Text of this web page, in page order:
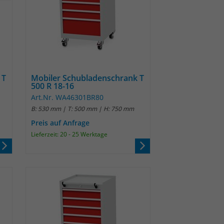
Mobiler Schubladenschrank T
500 R 18-16
Art.Nr. WA46301BR80
B: 530 mm | T: 500 mm | H: 750 mm
Preis auf Anfrage
Lieferzeit: 20 - 25 Werktage